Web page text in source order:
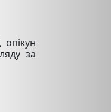
за